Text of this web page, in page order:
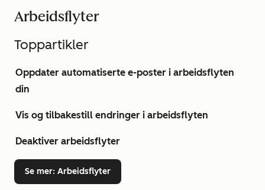
Arbeidsflyter
Toppartikler
Oppdater automatiserte e-poster i arbeidsflyten
din
Vis og tilbakestill endringer i arbeidsflyten
Deaktiver arbeidsflyter
Se mer: Arbeidsflyter